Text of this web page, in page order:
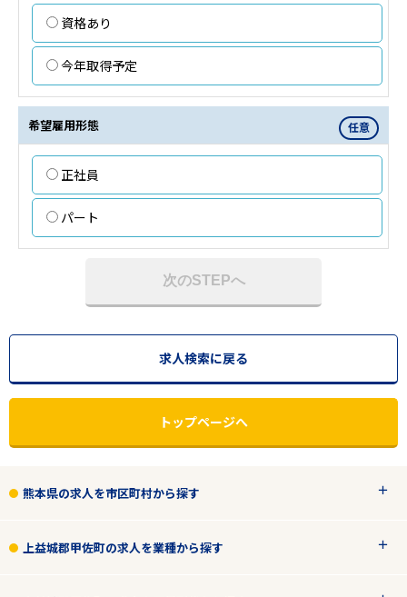
資格あり
今年取得予定
希望雇用形態 任意
正社員
パート
次のSTEPへ
求人検索に戻る
トップページへ
熊本県の求人を市区町村から探す
上益城郡甲佐町の求人を業種から探す